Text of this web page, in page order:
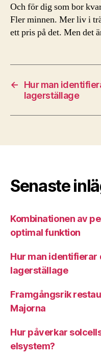
Och för dig som bor
Fler minnen. Mer liv i
ett pris på det. Men det
←
Hur man
lagerställage
Senaste
Kombinationen av
optimal funktion
Hur man identifierar
lagerställage
Framgångsrik
Majorna
Hur påverkar
elsystem?